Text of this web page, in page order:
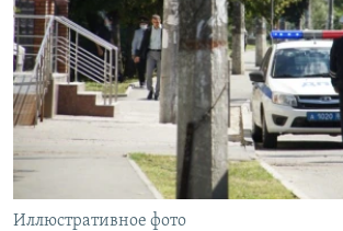
Иллюстративное фото